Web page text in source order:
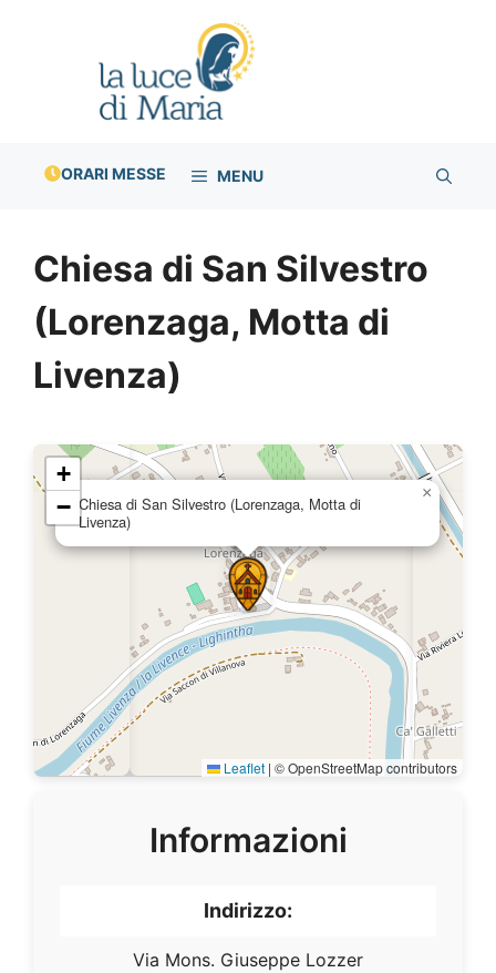
ORARI MESSE MENU
Chiesa di San Silvestro
(Lorenzaga, Motta di
Livenza)
Chiesa di San Silvestro (Lorenzaga, Motta di
Livenza)
×
+
−
Leaflet | © OpenStreetMap contributors
Informazioni
Indirizzo:
Via Mons. Giuseppe Lozzer